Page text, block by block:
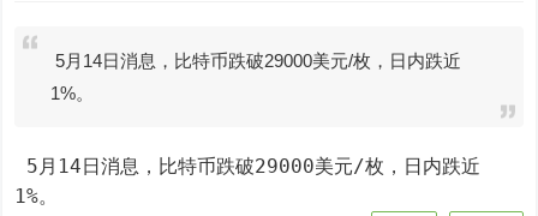
5月14日消息，比特币跌破29000美元/枚，日内跌近
1%。
5月14日消息，比特币跌破29000美元/枚，日内跌近
1%。